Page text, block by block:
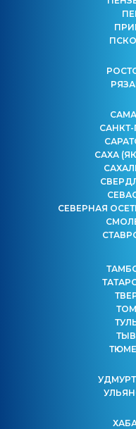
САНКТ-
САХА
СЕВЕРНАЯ